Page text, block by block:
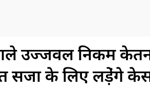
उज्जवल निकम
सजा के लिए लडे़ंगे